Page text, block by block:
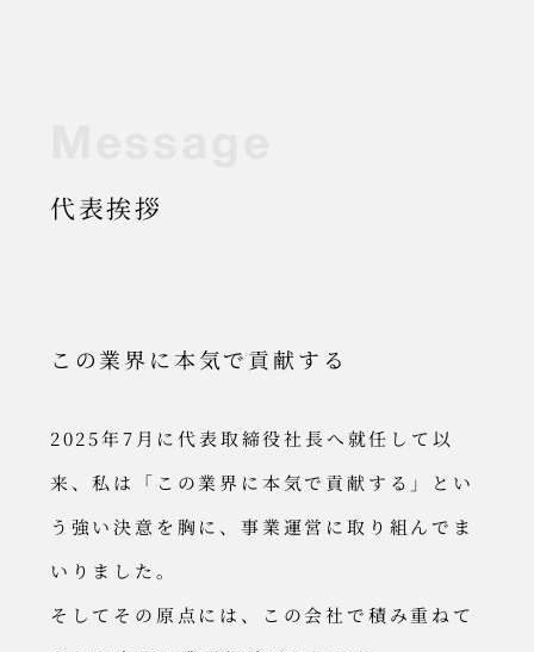
© 2025
Quality
Center
代表挨拶
この業界に本気で貢献する
2025年7月に代表取締役社長へ就任して以
来、私は「この業界に本気で貢献する」とい
う強い決意を胸に、事業運営に取り組んでま
いりました。
そしてその原点には、この会社で積み重ねて